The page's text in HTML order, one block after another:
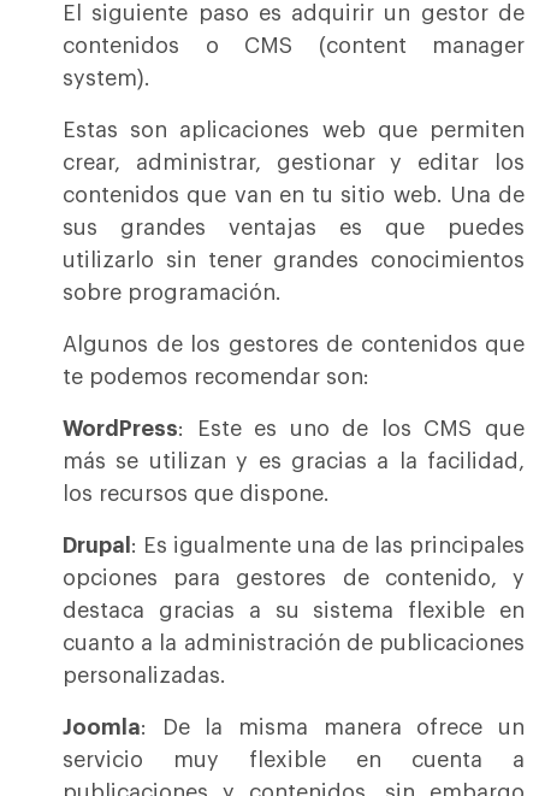
El siguiente paso es adquirir un gestor de
contenidos o CMS (content manager
system).
Estas son aplicaciones web que permiten
crear, administrar, gestionar y editar los
contenidos que van en tu sitio web. Una de
sus grandes ventajas es que puedes
utilizarlo sin tener grandes conocimientos
sobre programación.
Algunos de los gestores de contenidos que
te podemos recomendar son:
WordPress: Este es uno de los CMS que
más se utilizan y es gracias a la facilidad,
los recursos que dispone.
Drupal : Es igualmente una de las principales
opciones para gestores de contenido, y
destaca gracias a su sistema flexible en
cuanto a la administración de publicaciones
personalizadas.
Joomla: De la misma manera ofrece un
servicio muy flexible en cuenta a